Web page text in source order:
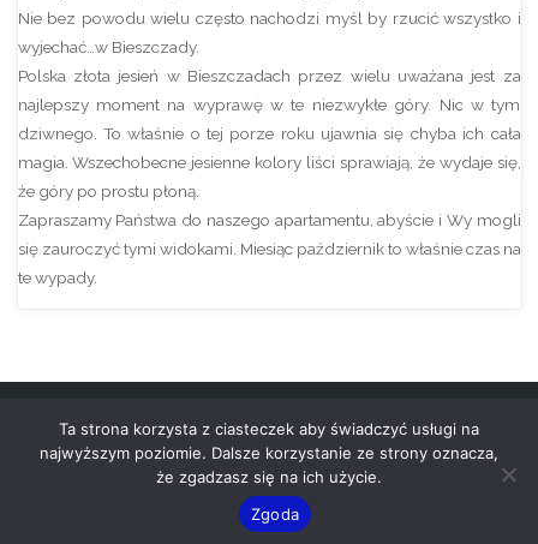
Nie bez powodu wielu często nachodzi myśl by rzucić wszystko i
wyjechać…w Bieszczady.
Polska złota jesień w Bieszczadach przez wielu uważana jest za
najlepszy moment na wyprawę w te niezwykłe góry. Nic w tym
dziwnego. To właśnie o tej porze roku ujawnia się chyba ich cała
magia. Wszechobecne jesienne kolory liści sprawiają, że wydaje się,
że góry po prostu płoną.
Zapraszamy Państwa do naszego apartamentu, abyście i Wy mogli
się zauroczyć tymi widokami. Miesiąc październik to właśnie czas na
te wypady.
Copyright © 2020-2026 apartamentustrzycki.pl
Ta strona korzysta z ciasteczek aby świadczyć usługi na
najwyższym poziomie. Dalsze korzystanie ze strony oznacza,
że zgadzasz się na ich użycie.
Zgoda